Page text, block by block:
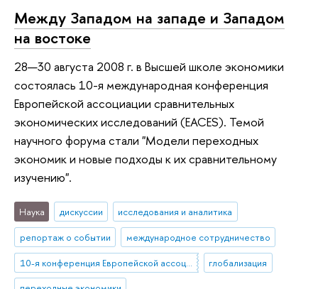
Между Западом на западе и Западом
на востоке
28—30 августа 2008 г. в Высшей школе экономики
состоялась 10-я международная конференция
Европейской ассоциации сравнительных
экономических исследований (EACES). Темой
научного форума стали "Модели переходных
экономик и новые подходы к их сравнительному
изучению".
Наука дискуссии
исследования и аналитика
репортаж о событии
международное сотрудничество
10-я конференция Европейской ассоциации сравнительных экономических исследований (EACES)
глобализация